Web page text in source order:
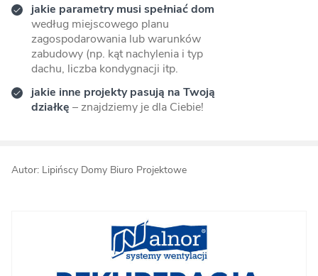
jakie parametry musi spełniać dom
według miejscowego planu
zagospodarowania lub warunków
zabudowy (np. kąt nachylenia i typ
dachu, liczba kondygnacji itp.
jakie inne projekty pasują na Twoją
działkę – znajdziemy je dla Ciebie!
Autor: Lipińscy Domy Biuro Projektowe